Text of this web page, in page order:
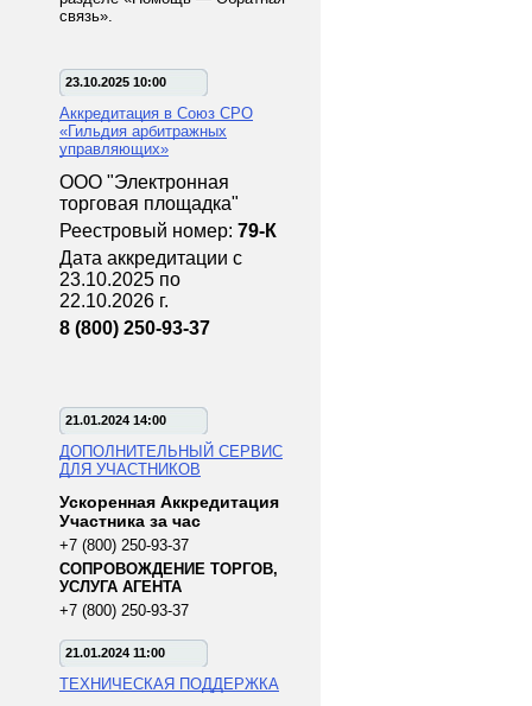
связь».
23.10.2025 10:00
Аккредитация в Союз СРО
«Гильдия арбитражных
управляющих»
ООО "Электронная
торговая площадка"
Реестровый номер: 79-К
Дата аккредитации с
23.10.2025 по
22.10.2026 г.
8 (800) 250-93-37
21.01.2024 14:00
ДОПОЛНИТЕЛЬНЫЙ СЕРВИС
ДЛЯ УЧАСТНИКОВ
Ускоренная Аккредитация
Участника за час
+7 (800) 250-93-37
СОПРОВОЖДЕНИЕ ТОРГОВ,
УСЛУГА АГЕНТА
+7 (800) 250-93-37
21.01.2024 11:00
ТЕХНИЧЕСКАЯ ПОДДЕРЖКА